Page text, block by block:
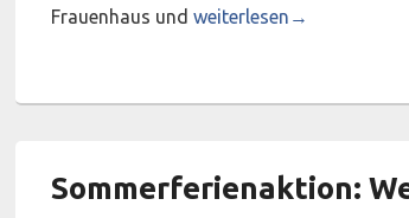
Frauenhaus und 22 Jahre
weiterlesen →
Sommerferienaktion: